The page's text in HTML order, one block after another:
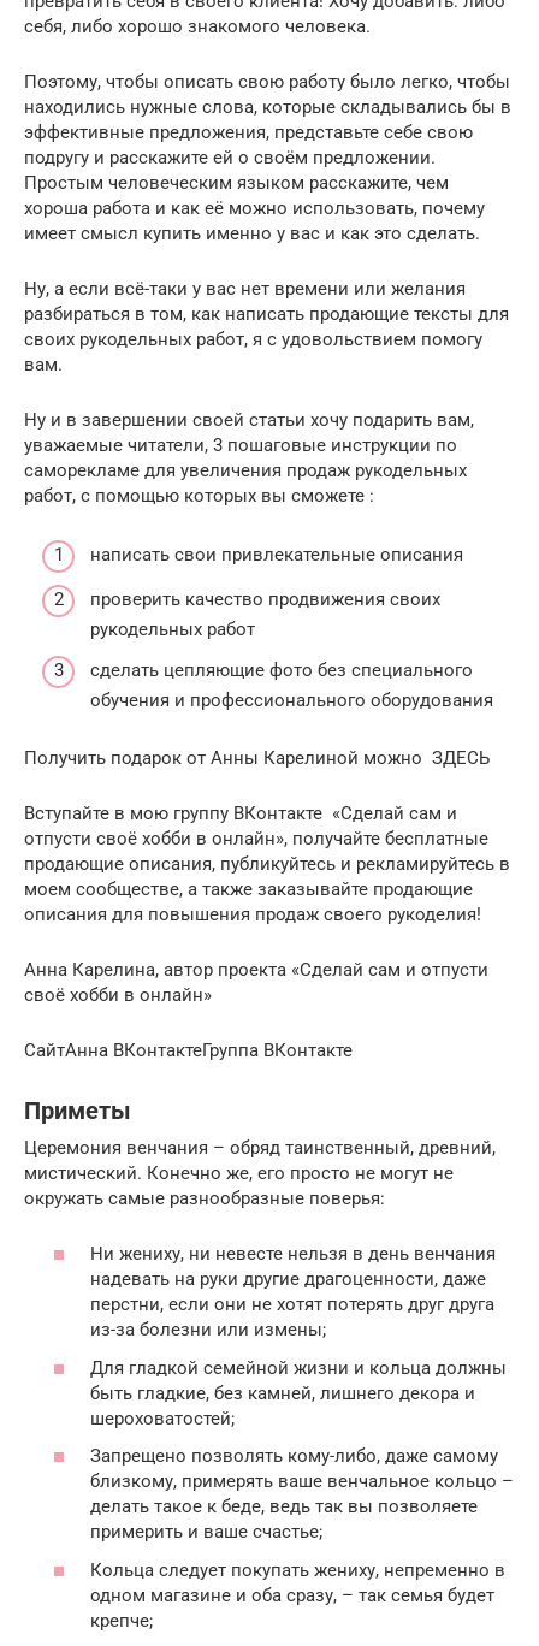
себя, либо хорошо знакомого человека.
Поэтому, чтобы описать свою работу было легко, чтобы
находились нужные слова, которые складывались бы в
эффективные предложения, представьте себе свою
подругу и расскажите ей о своём предложении.
Простым человеческим языком расскажите, чем
хороша работа и как её можно использовать, почему
имеет смысл купить именно у вас и как это сделать.
Ну, а если всё-таки у вас нет времени или желания
разбираться в том, как написать продающие тексты для
своих рукодельных работ, я с удовольствием помогу
вам.
Ну и в завершении своей статьи хочу подарить вам,
уважаемые читатели, 3 пошаговые инструкции по
саморекламе для увеличения продаж рукодельных
работ, с помощью которых вы сможете :
написать свои привлекательные описания
проверить качество продвижения своих
рукодельных работ
сделать цепляющие фото без специального
обучения и профессионального оборудования
Получить подарок от Анны Карелиной можно ЗДЕСЬ
Вступайте в мою группу ВКонтакте «Сделай сам и
отпусти своё хобби в онлайн», получайте бесплатные
продающие описания, публикуйтесь и рекламируйтесь в
моем сообществе, а также заказывайте продающие
описания для повышения продаж своего рукоделия!
Анна Карелина, автор проекта «Сделай сам и отпусти
своё хобби в онлайн»
СайтАнна ВКонтактеГруппа ВКонтакте
Приметы
Церемония венчания – обряд таинственный, древний,
мистический. Конечно же, его просто не могут не
окружать самые разнообразные поверья:
Ни жениху, ни невесте нельзя в день венчания
надевать на руки другие драгоценности, даже
перстни, если они не хотят потерять друг друга
из-за болезни или измены;
Для гладкой семейной жизни и кольца должны
быть гладкие, без камней, лишнего декора и
шероховатостей;
Запрещено позволять кому-либо, даже самому
близкому, примерять ваше венчальное кольцо –
делать такое к беде, ведь так вы позволяете
примерить и ваше счастье;
Кольца следует покупать жениху, непременно в
одном магазине и оба сразу, – так семья будет
крепче;